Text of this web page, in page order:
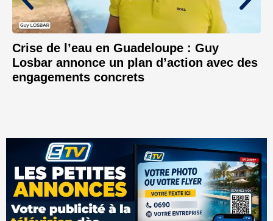
Crise de l’eau en Guadeloupe : Guy
Losbar annonce un plan d’action avec des
engagements concrets